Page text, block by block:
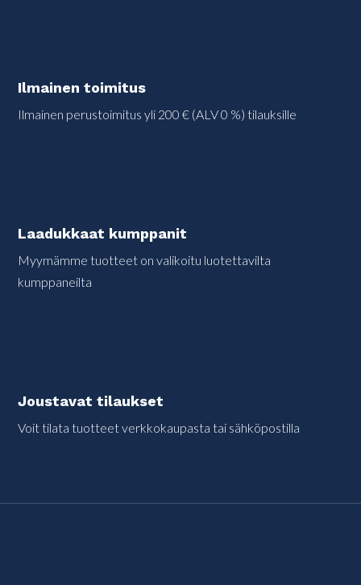
Ilmainen toimitus
Ilmainen perustoimitus yli 200 € (ALV 0 %) tilauksille
Laadukkaat kumppanit
Myymämme tuotteet on valikoitu luotettavilta
kumppaneilta
Joustavat tilaukset
Voit tilata tuotteet verkkokaupasta tai sähköpostilla